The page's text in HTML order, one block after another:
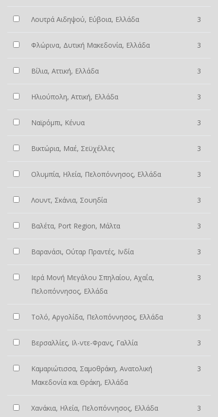
Λουτρά Αιδηψού, Εύβοια, Ελλάδα 3
Φλώρινα, Δυτική Μακεδονία, Ελλάδα 3
Βίλια, Αττική, Ελλάδα 3
Ηλιούπολη, Αττική, Ελλάδα 3
Ναϊρόμπι, Κένυα 3
Βικτώρια, Μαέ, Σεϋχέλλες 3
Ολυμπία, Ηλεία, Πελοπόννησος, Ελλάδα 3
Λουντ, Σκάνια, Σουηδία 3
Βαλέτα, Port Region, Μάλτα 3
Βαρανάσι, Ούταρ Πραντές, Ινδία 3
Ιερά Μονή Μεγάλου Σπηλαίου, Αχαΐα,
Πελοπόννησος, Ελλάδα
3
Τολό, Αργολίδα, Πελοπόννησος, Ελλάδα 3
Βερσαλλίες, Ιλ-ντε-Φρανς, Γαλλία 3
Καμαριώτισσα, Σαμοθράκη, Ανατολική
Μακεδονία και Θράκη, Ελλάδα
3
Χανάκια, Ηλεία, Πελοπόννησος, Ελλάδα 3